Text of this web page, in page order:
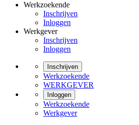
Werkzoekende
Inschrijven
Inloggen
Werkgever
Inschrijven
Inloggen
Inschrijven
Werkzoekende
WERKGEVER
Inloggen
Werkzoekende
Werkgever